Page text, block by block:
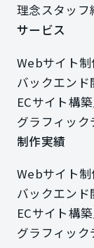
理念
理念
スタッフ
スタッフ
サービス
Webサイト制
Webサイト
バックエンド
バックエンド
ECサイト構
ECサイト構
グラフィック
グラフィック
制作実績
Webサイト制
Webサイト
バックエンド
バックエンド
ECサイト構
ECサイト構
グラフィック